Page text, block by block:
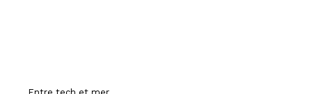
Entre tech et mer